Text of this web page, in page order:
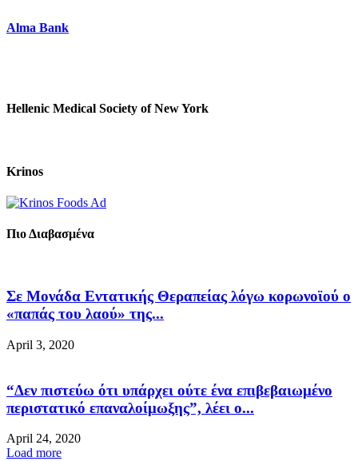
Alma Bank
Hellenic Medical Society of New York
Krinos
Πιο Διαβασμένα
Σε Μονάδα Εντατικής Θεραπείας λόγω κορωνοϊού ο
«παπάς του λαού» της...
April 3, 2020
“Δεν πιστεύω ότι υπάρχει ούτε ένα επιβεβαιωμένο
περιστατικό επαναλοίμωξης”, λέει ο...
April 24, 2020
Load more